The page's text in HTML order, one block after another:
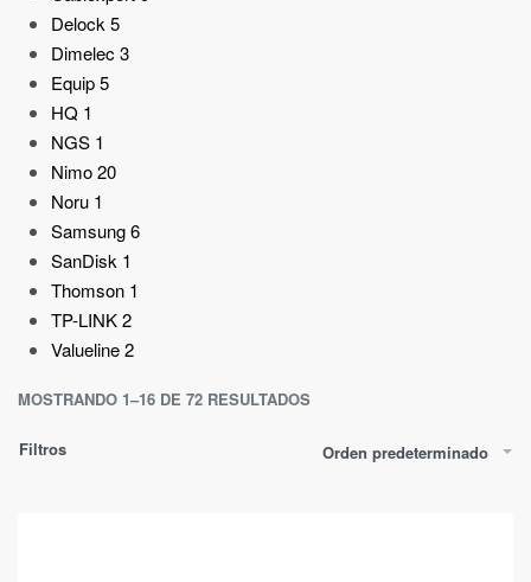
Delock5
Dimelec 3
Equip5
HQ 1
NGS 1
Nimo20
Noru 1
Samsung6
SanDisk 1
Thomson 1
TP-LINK2
Valueline2
MOSTRANDO 1–16 DE 72 RESULTADOS
Orden predeterminado
Filtros